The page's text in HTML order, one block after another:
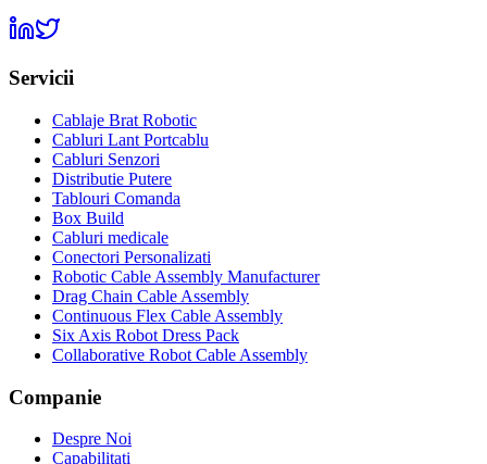
Servicii
Cablaje Brat Robotic
Cabluri Lant Portcablu
Cabluri Senzori
Distributie Putere
Tablouri Comanda
Box Build
Cabluri medicale
Conectori Personalizati
Robotic Cable Assembly Manufacturer
Drag Chain Cable Assembly
Continuous Flex Cable Assembly
Six Axis Robot Dress Pack
Collaborative Robot Cable Assembly
Companie
Despre Noi
Capabilitati